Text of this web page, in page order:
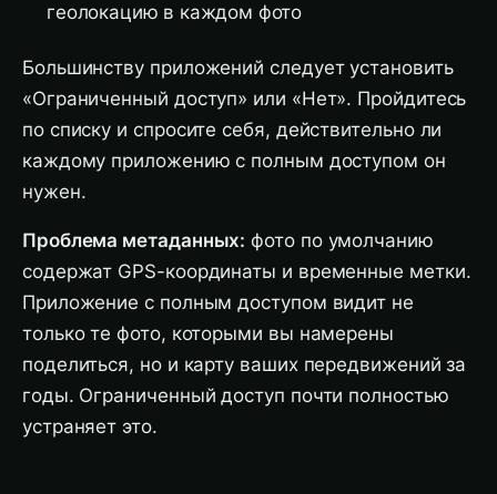
геолокацию в каждом фото
Большинству приложений следует установить
«Ограниченный доступ» или «Нет». Пройдитесь
по списку и спросите себя, действительно ли
каждому приложению с полным доступом он
нужен.
Проблема метаданных: фото по умолчанию
содержат GPS-координаты и временные метки.
Приложение с полным доступом видит не
только те фото, которыми вы намерены
поделиться, но и карту ваших передвижений за
годы. Ограниченный доступ почти полностью
устраняет это.